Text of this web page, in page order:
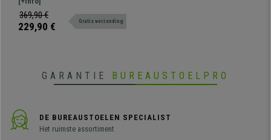
8H, in Zwarte Mesh
hoofdsteun en geschikt voor
intensief gebruik.
369,90 €
229,90 € Gratis verzending
GARANTIE BUREAUSTOELPRO
DE BUREAUSTOELEN SPECIALIST
Het ruimste assortiment